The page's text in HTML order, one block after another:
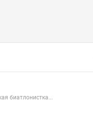
биатлонистка...